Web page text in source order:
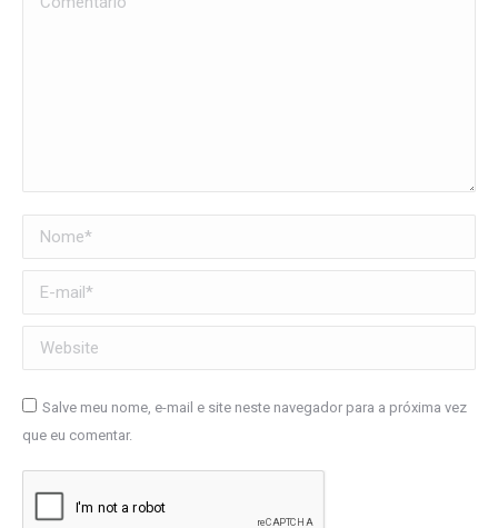
Nome *
E-mail *
Website
Salve meu nome, e-mail e site neste navegador para a próxima vez
que eu comentar.